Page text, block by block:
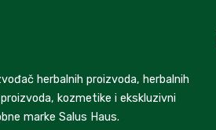
herbalnih proizvoda, herbalnih
kozmetike i ekskluzivni
marke Salus Haus.